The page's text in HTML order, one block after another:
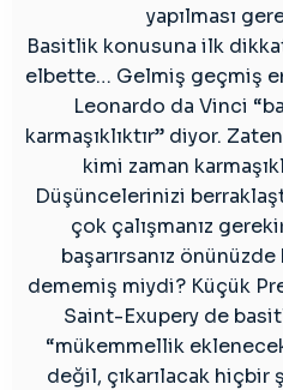
yapılması
Basitlik konusuna ilk
elbette… Gelmiş geçmiş
Leonardo da Vinci
karmaşıklıktır” diyor.
kimi zaman
Düşüncelerinizi
çok çalışmanız
başarırsanız
dememiş miydi? Küçük
Saint-Exupery de
“mükemmellik
değil, çıkarılacak hiçbir